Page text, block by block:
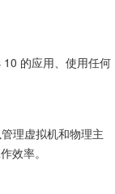
的应用、使用任何
理虚拟机和物理主
效率。